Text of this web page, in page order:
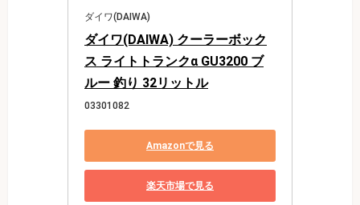
ダイワ(DAIWA)
ダイワ(DAIWA) クーラーボック
ス ライトトランクα GU3200 ブ
ルー 釣り 32リットル
03301082
Amazonで見る
楽天市場で見る